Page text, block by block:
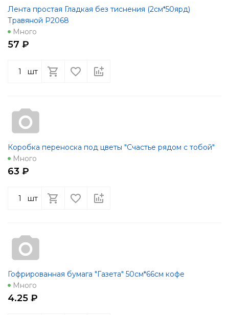
Лента простая Гладкая без тиснения (2см*50ярд)
Травяной Р2068
Много
57 ₽
шт
Коробка переноска под цветы "Счастье рядом с тобой"
Много
63 ₽
шт
Гофрированная бумага "Газета" 50см*66см кофе
Много
4.25 ₽